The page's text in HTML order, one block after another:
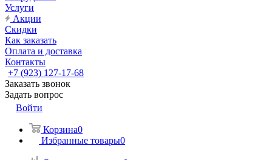
Услуги
Акции
Скидки
Как заказать
Оплата и доставка
Контакты
+7 (923) 127-17-68
Заказать звонок
Задать вопрос
Войти
Корзина0
Избранные товары0